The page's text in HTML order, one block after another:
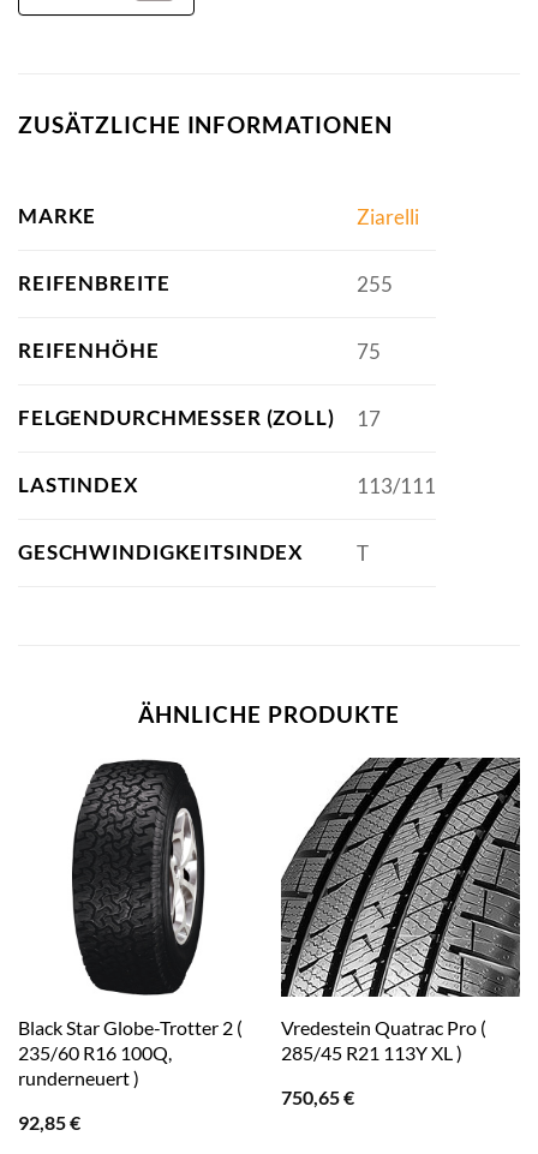
ZUSÄTZLICHE INFORMATIONEN
MARKE Ziarelli
REIFENBREITE 255
REIFENHÖHE 75
FELGENDURCHMESSER (ZOLL) 17
LASTINDEX 113/111
GESCHWINDIGKEITSINDEX T
ÄHNLICHE PRODUKTE
Black Star Globe-Trotter 2 (
235/60 R16 100Q,
runderneuert )
92,85€
Vredestein Quatrac Pro (
285/45 R21 113Y XL )
750,65€